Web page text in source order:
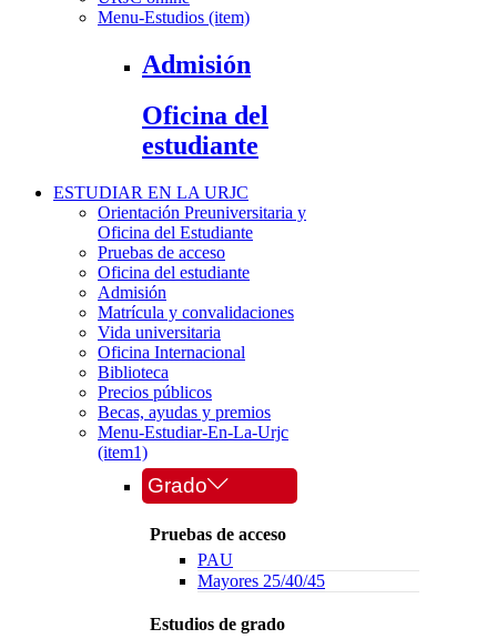
Menu-Estudios (item)
Admisión
Oficina del
estudiante
ESTUDIAR EN LA URJC
Orientación Preuniversitaria y
Oficina del Estudiante
Pruebas de acceso
Oficina del estudiante
Admisión
Matrícula y convalidaciones
Vida universitaria
Oficina Internacional
Biblioteca
Precios públicos
Becas, ayudas y premios
Menu-Estudiar-En-La-Urjc
(item1)
Grado
Pruebas de acceso
PAU
Mayores 25/40/45
Estudios de grado